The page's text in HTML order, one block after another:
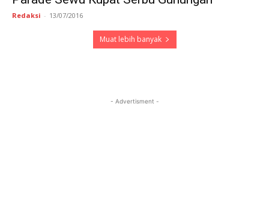
Redaksi - 13/07/2016
Muat lebih banyak
- Advertisment -